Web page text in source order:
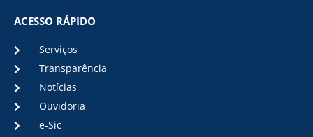
ACESSO RÁPIDO
Serviços
Transparência
Notícias
Ouvidoria
e-Sic